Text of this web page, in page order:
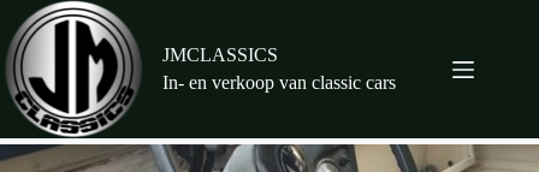
naar
de
inhoud
JMCLASSICS
In- en verkoop van classic cars